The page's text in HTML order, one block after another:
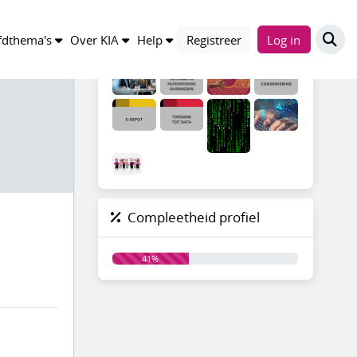
Over KIA Help Registreer Log in
Compleetheid profiel
41%